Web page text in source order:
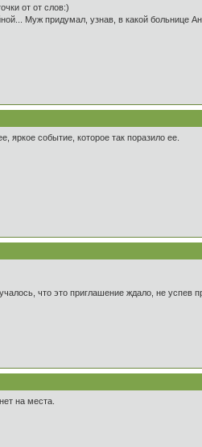
от от слов:)
Муж придумал, узнав, в какой больнице
яркое событие, которое так поразило ее.
что это приглашение ждало, не успев
на места.